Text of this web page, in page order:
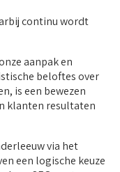
continu wordt
aanpak en
beloftes over
is een bewezen
klanten resultaten
via het
een logische keuze